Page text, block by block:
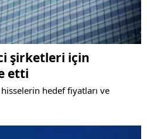
şirketleri için
etti
hisselerin hedef fiyatları ve